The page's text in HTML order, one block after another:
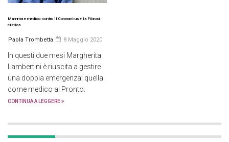
Mamma e medico: contro il Coronavirus e la Fibrosi
cistica
Paola Trombetta 8 Maggio 2020
In questi due mesi Margherita
Lambertini è riuscita a gestire
una doppia emergenza: quella
come medico al Pronto.
CONTINUA A LEGGERE